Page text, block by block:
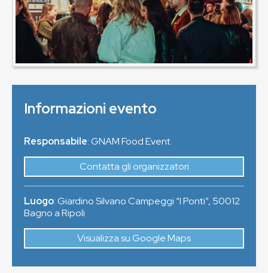
Informazioni evento
Responsabile: GNAM Food Event
Contatta gli organizzatori
Luogo:Giardino Silvano Campeggi “I Ponti”, 50012
Bagno a Ripoli
Visualizza su Google Maps